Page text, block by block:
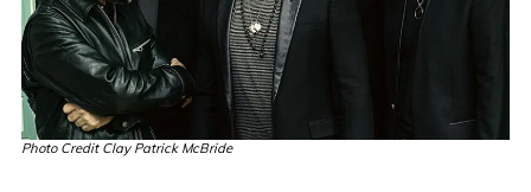
Photo Credit Clay Patrick McBride